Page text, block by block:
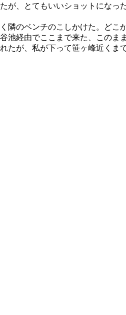
が、とてもいいショットになっ
のベンチのこしかけた。どこ
経由でここまで来た、このま
たが、私が下って笹ヶ峰近くま